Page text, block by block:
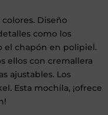
Diseño
como los
el chapón en polipiel.
ellos con cremallera
ajustables. Los
Esta mochila, ¡ofrece